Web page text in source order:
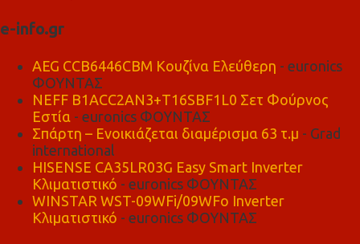
e-info.gr
AEG CCB6446CBM Κουζίνα Ελεύθερη - euronics
ΦΟΥΝΤΑΣ
NEFF B1ACC2AN3+T16SBF1L0 Σετ Φούρνος
Εστία - euronics ΦΟΥΝΤΑΣ
Σπάρτη – Ενοικιάζεται διαμέρισμα 63 τ.μ - Grad
international
HISENSE CA35LR03G Easy Smart Inverter
Κλιματιστικό - euronics ΦΟΥΝΤΑΣ
WINSTAR WST-09WFi/09WFo Inverter
Κλιματιστικό - euronics ΦΟΥΝΤΑΣ